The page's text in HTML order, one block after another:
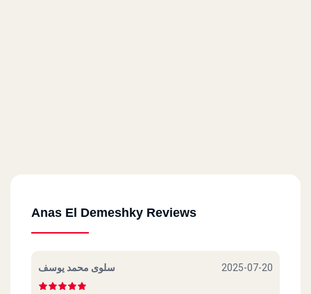
Anas El Demeshky Reviews
سلوى محمد يوسف 2025-07-20